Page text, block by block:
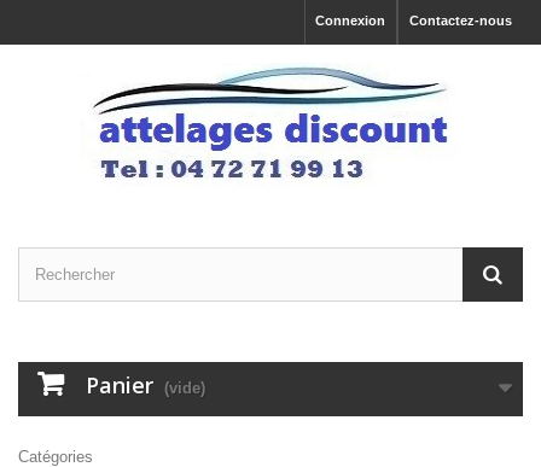
Contactez-nous
Connexion
Panier (vide)
Catégories